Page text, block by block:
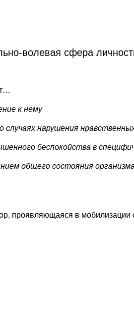
волевая сфера
к нему
случаях нарушения
беспокойства в
общего состояния
проявляющаяся в